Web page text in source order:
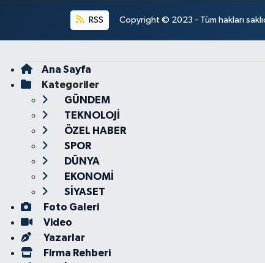
RSS Copyright © 2023 - Tüm hakları
Ana Sayfa
Kategoriler
GÜNDEM
TEKNOLOJİ
ÖZEL HABER
SPOR
DÜNYA
EKONOMİ
SİYASET
Foto Galeri
Video
Yazarlar
Firma Rehberi